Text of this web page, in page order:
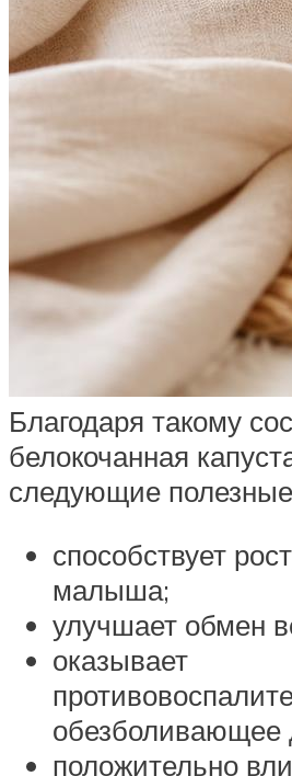
Благодаря такому
белокочанная
следующие
способствует
малыша;
улучшает обмен
оказывает
обезболивающее
положительно